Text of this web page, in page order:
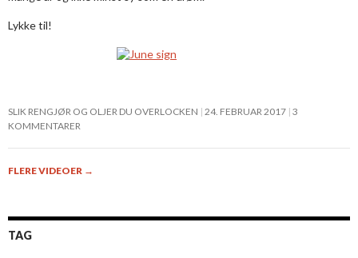
Lykke til!
SLIK RENGJØR OG OLJER DU OVERLOCKEN 24. FEBRUAR 2017 3
KOMMENTARER
FLERE VIDEOER →
TAG